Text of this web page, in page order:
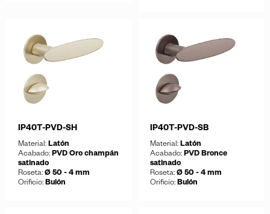
IP40T-PVD-SH
Material: Latón
Acabado: PVD Oro champán
satinado
Roseta: Ø 50 - 4 mm
Orificio: Bulón
IP40T-PVD-SB
Material: Latón
Acabado: PVD Bronce
satinado
Roseta: Ø 50 - 4 mm
Orificio: Bulón